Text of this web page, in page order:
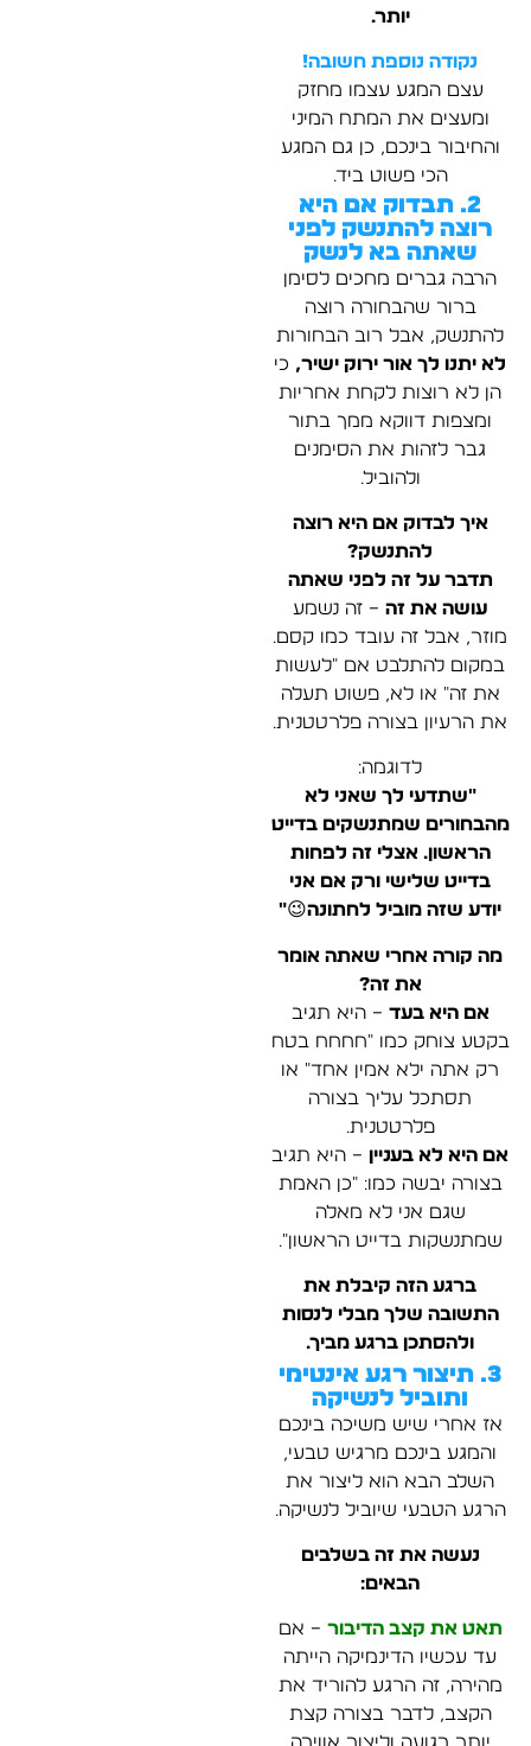
יותר.
נקודה נוספת חשובה!
עצם המגע עצמו מחזק
ומעצים את המתח המיני
והחיבור בינכם, כן גם המגע
הכי פשוט ביד.
2. תבדוק אם היא
רוצה להתנשק לפני
שאתה בא לנשק
הרבה גברים מחכים לסימן
ברור שהבחורה רוצה
להתנשק, אבל רוב הבחורות
לא יתנו לך אור ירוק ישיר, כי
הן לא רוצות לקחת אחריות
ומצפות דווקא ממך בתור
גבר לזהות את הסימנים
ולהוביל.
איך לבדוק אם היא רוצה
להתנשק?
תדבר על זה לפני שאתה
עושה את זה– זה נשמע
מוזר, אבל זה עובד כמו קסם.
במקום להתלבט אם "לעשות
את זה" או לא, פשוט תעלה
את הרעיון בצורה פלרטטנית.
לדוגמה:
"שתדעי לך שאני לא
מהבחורים שמתנשקים בדייט
הראשון… אצלי זה לפחות
בדייט שלישי ורק אם אני
יודע שזה מוביל לחתונה😉"
מה קורה אחרי שאתה אומר
את זה?
אם היא בעד – היא תגיב
בקטע צוחק כמו "חחחח בטח
רק אתה ילא אמין אחד" או
תסתכל עליך בצורה
פלרטטנית.
אם היא לא בעניין – היא תגיב
בצורה יבשה כמו: "כן האמת
שגם אני לא מאלה
שמתנשקות בדייט הראשון".
ברגע הזה קיבלת את
התשובה שלך מבלי לנסות
ולהסתכן ברגע מביך.
3. תיצור רגע אינטימי
ותוביל לנשיקה
אז אחרי שיש משיכה בינכם
והמגע בינכם מרגיש טבעי,
השלב הבא הוא ליצור את
הרגע הטבעי שיוביל לנשיקה.
נעשה את זה בשלבים
הבאים:
תאט את קצב הדיבור – אם
עד עכשיו הדינמיקה הייתה
מהירה, זה הרגע להוריד את
הקצב, לדבר בצורה קצת